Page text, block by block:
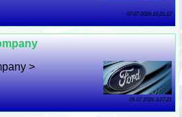
07 07 2026 16:21:17
>
06 07 2026 3:27:21